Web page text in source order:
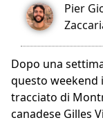
Pier
Dopo una
questo weekend
tracciato di
canadese Gilles